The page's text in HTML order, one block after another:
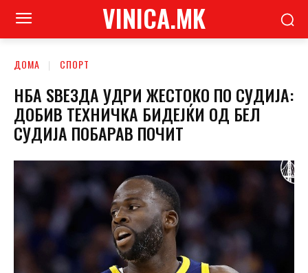
VINICA.MK
ДОМА СПОРТ
НБА ЅВЕЗДА УДРИ ЖЕСТОКО ПО СУДИЈА:
ДОБИВ ТЕХНИЧКА БИДЕЈЌИ ОД БЕЛ
СУДИЈА ПОБАРАВ ПОЧИТ